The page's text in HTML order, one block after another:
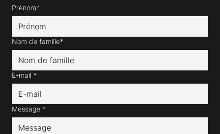
Prénom*
Nom de famille*
E-mail *
Message *